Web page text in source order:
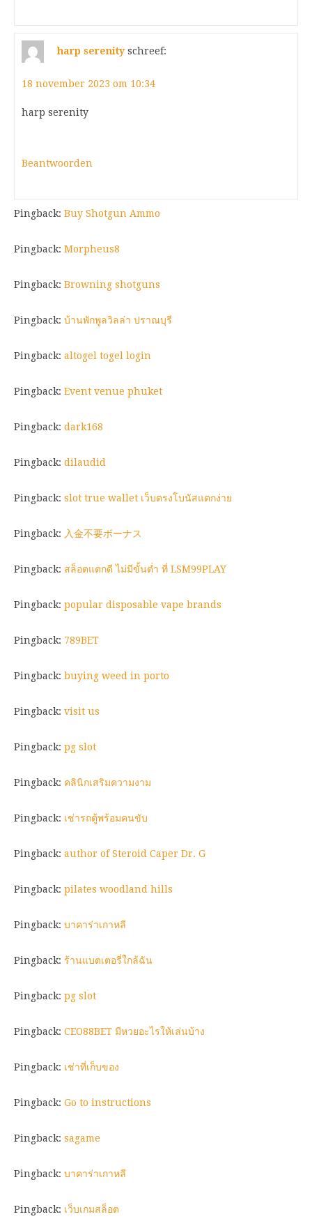
harp serenity schreef:
18 november 2023 om 10:34
harp serenity
Beantwoorden
Pingback: Buy Shotgun Ammo
Pingback: Morpheus8
Pingback: Browning shotguns
Pingback: บ้านพักพูลวิลล่า ปราณบุรี
Pingback: altogel togel login
Pingback: Event venue phuket
Pingback: dark168
Pingback: dilaudid
Pingback: slot true wallet เว็บตรงโบนัสแตกง่าย
Pingback: 入金不要ボーナス
Pingback: สล็อตแตกดี ไม่มีขั้นต่ำ ที่ LSM99PLAY
Pingback: popular disposable vape brands
Pingback: 789BET
Pingback: buying weed in porto
Pingback: visit us
Pingback: pg slot
Pingback: คลินิกเสริมความงาม
Pingback: เช่ารถตู้พร้อมคนขับ
Pingback: author of Steroid Caper Dr. G
Pingback: pilates woodland hills
Pingback: บาคาร่าเกาหลี
Pingback: ร้านแบตเตอรี่ใกล้ฉัน
Pingback: pg slot
Pingback: CEO88BET มีหวยอะไรให้เล่นบ้าง
Pingback: เช่าที่เก็บของ
Pingback: Go to instructions
Pingback: sagame
Pingback: บาคาร่าเกาหลี
Pingback: เว็บเกมสล็อต